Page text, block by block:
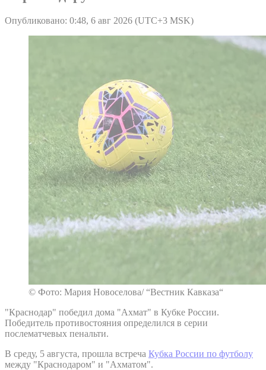
Опубликовано: 0:48, 6 авг 2026 (UTC+3 MSK)
© Фото: Мария Новоселова/ “Вестник Кавказа“
"Краснодар" победил дома "Ахмат" в Кубке России.
Победитель противостояния определился в серии
послематчевых пенальти.
В среду, 5 августа, прошла встреча Кубка России по футболу
между "Краснодаром" и "Ахматом".